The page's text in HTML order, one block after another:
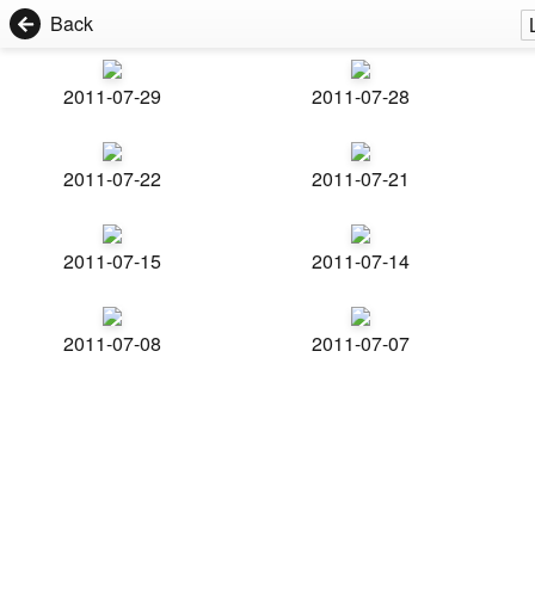
Back
2011-07-29 2011-07-28
2011-07-22 2011-07-21
2011-07-15 2011-07-14
2011-07-08 2011-07-07